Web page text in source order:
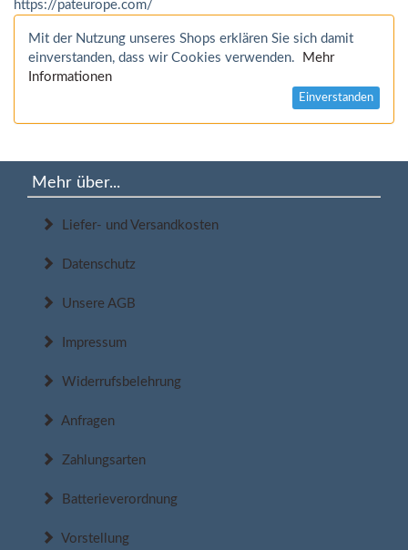
https://pateurope.com/
Mit der Nutzung unseres Shops erklären Sie sich damit
einverstanden, dass wir Cookies verwenden.
Mehr
Informationen
Einverstanden
Mehr über...
Liefer- und Versandkosten
Datenschutz
Unsere AGB
Impressum
Widerrufsbelehrung
Anfragen
Zahlungsarten
Batterieverordnung
Vorstellung